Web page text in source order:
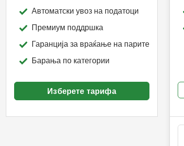
Автоматски увоз на податоци
Премиум поддршка
Гаранција за враќање на парите
Барања по категории
Изберете тарифа